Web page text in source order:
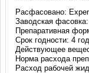
Расфасовано:
Заводская фасовка:
Препаративная
Срок годности: 4
Действующее
Норма расхода
Расход рабочей